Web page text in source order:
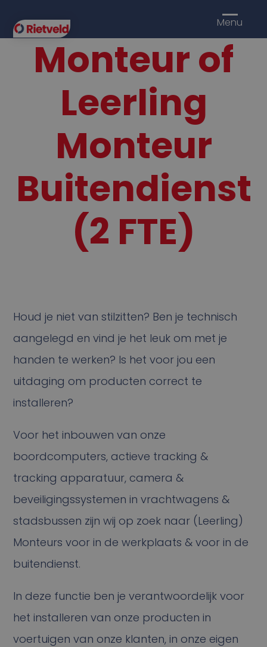
Menu
Monteur of
Leerling
Monteur
Buitendienst
(2 FTE)
Houd je niet van stilzitten? Ben je technisch
aangelegd en vind je het leuk om met je
handen te werken? Is het voor jou een
uitdaging om producten correct te
installeren?
Voor het inbouwen van onze
boordcomputers, actieve tracking &
tracking apparatuur, camera &
beveiligingssystemen in vrachtwagens &
stadsbussen zijn wij op zoek naar (Leerling)
Monteurs voor in de werkplaats & voor in de
buitendienst.
In deze functie ben je verantwoordelijk voor
het installeren van onze producten in
voertuigen van onze klanten, in onze eigen